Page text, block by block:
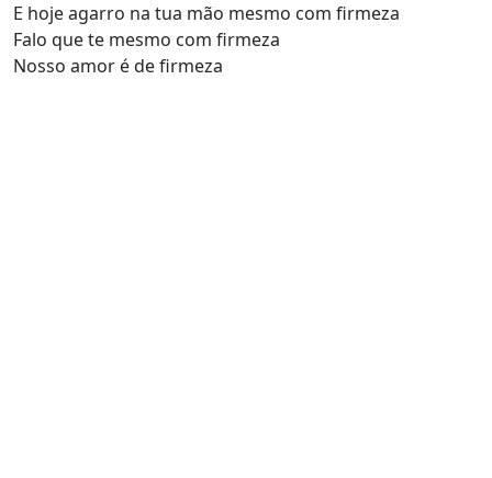
E hoje agarro na tua mão mesmo com firmeza
Falo que te mesmo com firmeza
Nosso amor é de firmeza